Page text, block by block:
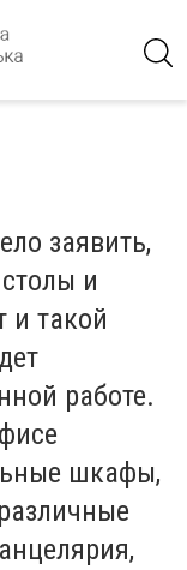
заявить,
и
и такой
работе.
шкафы,